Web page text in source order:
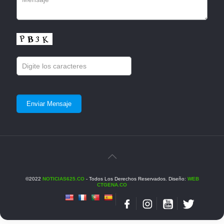
©2022 NOTICIAS625.CO- Todos Los Derechos Reservados. Diseño: WEB
CTGENA.CO